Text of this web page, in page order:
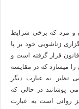
و مرد که برخی شرایط
زناشویی خود بر پا
قرار گرفته است و
را میسازد که در مقایسه
نظیر. به عبارت دیگر
می پوشانند در حالی که
روانی است به عبارت